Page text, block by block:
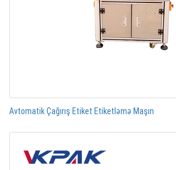
Avtomatik Çağırış Etiket Etiketləmə Maşın